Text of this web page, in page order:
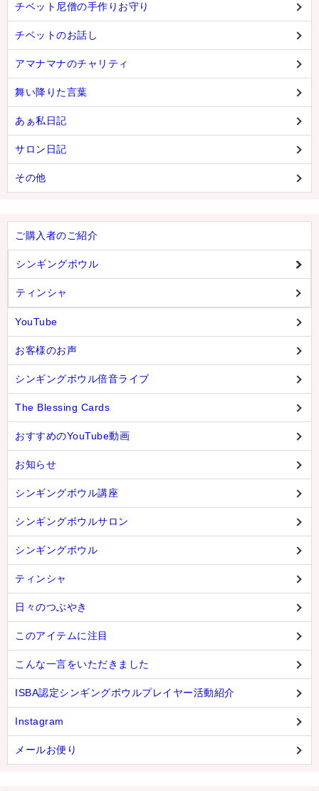
チベット尼僧の手作りお守り
チベットのお話し
アマナマナのチャリティ
舞い降りた言葉
あぁ私日記
サロン日記
その他
ご購入者のご紹介
シンギングボウル
ティンシャ
YouTube
お客様のお声
シンギングボウル倍音ライブ
The Blessing Cards
おすすめのYouTube動画
お知らせ
シンギングボウル講座
シンギングボウルサロン
シンギングボウル
ティンシャ
日々のつぶやき
このアイテムに注目
こんな一言をいただきました
ISBA認定シンギングボウルプレイヤー活動紹介
Instagram
メールお便り